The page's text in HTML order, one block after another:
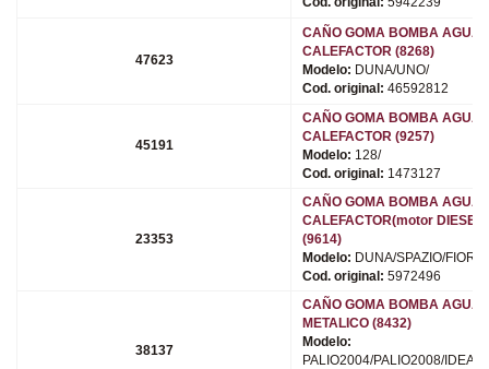
47623
CAÑO GOMA BOMBA AGUA
CALEFACTOR (8268)
Modelo: DUNA/UNO/
Cod. original: 46592812
45191
CAÑO GOMA BOMBA AGUA
CALEFACTOR (9257)
Modelo: 128/
Cod. original: 1473127
23353
CAÑO GOMA BOMBA AGUA
CALEFACTOR(motor DIESEL
(9614)
Modelo: DUNA/SPAZIO/
Cod. original: 5972496
38137
CAÑO GOMA BOMBA AGUA
METALICO (8432)
Modelo:
PALIO2004/PALIO2008/IDEA/